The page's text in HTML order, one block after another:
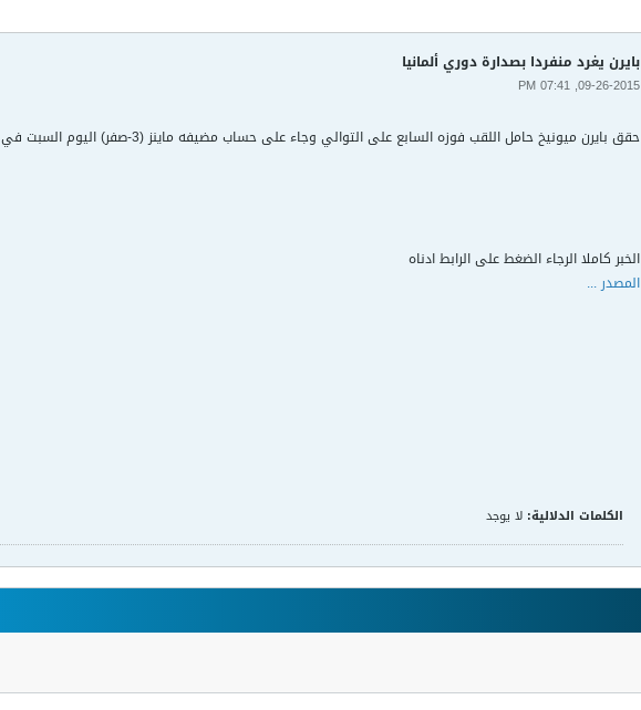
بايرن يغرد منفردا بصدارة دوري ألمانيا
09-26-2015, 07:41 PM
حقق بايرن ميونيخ حامل اللقب فوزه السابع على التوالي وجاء على حساب مضيفه ماينز (3-صفر) اليوم السبت في المرحلة السابعة من الدوري الألماني لكرة القدم.
الخبر كاملا الرجاء الضغط على الرابط ادناه
المصدر ...
الكلمات الدلالية: لا يوجد